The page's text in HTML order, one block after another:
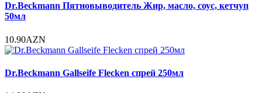
Dr.Beckmann Пятновыводитель Жир, масло, соус, кетчуп
50мл
10.90AZN
Dr.Beckmann Gallseife Flecken спрей 250мл